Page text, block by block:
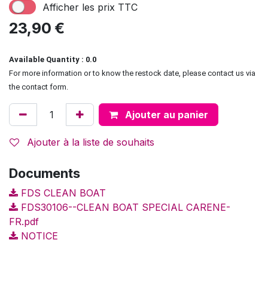
Afficher les prix TTC
23,90 €
Available Quantity : 0.0
For more information or to know the restock date, please contact us via
the contact form.
Ajouter au panier
Ajouter à la liste de souhaits
Documents
FDS CLEAN BOAT
FDS30106--CLEAN BOAT SPECIAL CARENE-
FR.pdf
NOTICE